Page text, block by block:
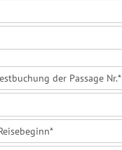
der Passage Nr.*
*